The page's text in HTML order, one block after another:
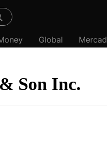
Global
Son Inc.